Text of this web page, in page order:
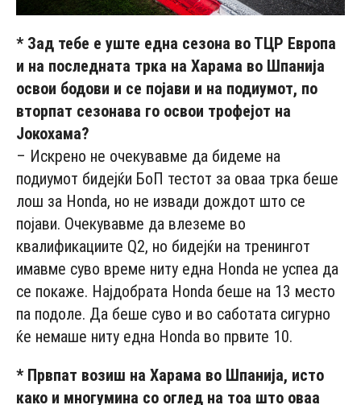
* Зад тебе е уште една сезона во ТЦР Европа
и на последната трка на Харама во Шпанија
освои бодови и се појави и на подиумот, по
вторпат сезонава го освои трофејот на
Јокохама?
– Искрено не очекувавме да бидеме на
подиумот бидејќи БоП тестот за оваа трка беше
лош за Honda, но не извади дождот што се
појави. Очекувавме да влеземе во
квалификациите Q2, но бидејќи на тренингот
имавме суво време ниту една Honda не успеа да
се покаже. Најдобрата Honda беше на 13 место
па подоле. Да беше суво и во саботата сигурно
ќе немаше ниту една Honda во првите 10.
* Првпат возиш на Харама во Шпанија, исто
како и многумина со оглед на тоа што оваа